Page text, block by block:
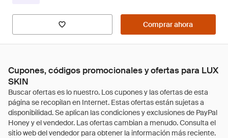
Comprar ahora
Cupones, códigos promocionales y ofertas para LUX
SKIN